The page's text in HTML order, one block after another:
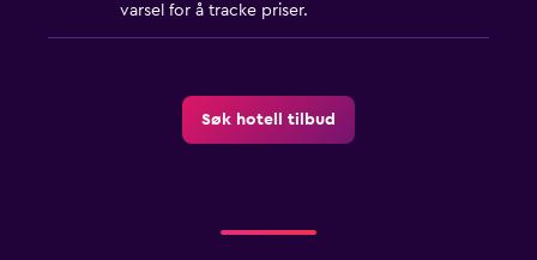
varsel for å tracke priser.
Søk hotell tilbud